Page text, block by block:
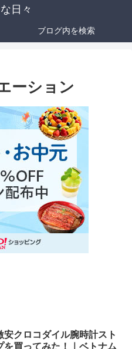
日々
ブログ内を検索
ーション
安クロコダイル腕時計スト
を買ってみた！｜ベトナム